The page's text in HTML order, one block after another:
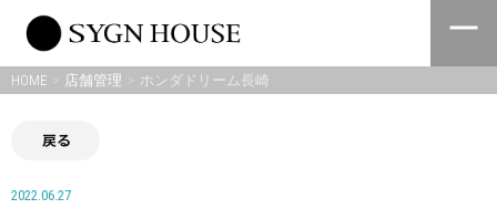
content
HOME 店舗管理 ホンダドリーム長崎
戻る
2022.06.27